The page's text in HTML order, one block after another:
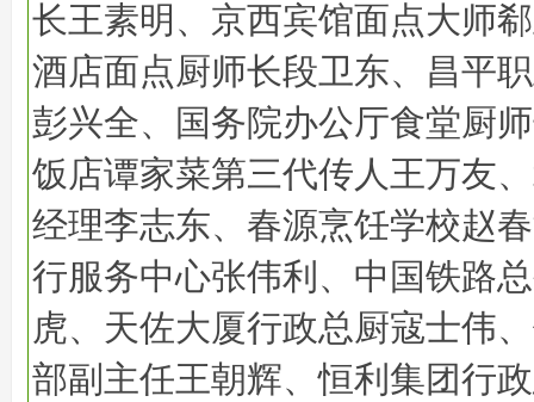
长王素明、京西宾馆面点大师
酒店面点厨师长段卫东、昌平
彭兴全、国务院办公厅食堂厨
饭店谭家菜第三代传人王万友
经理李志东、春源烹饪学校赵
行服务中心张伟利、中国铁路
虎、天佐大厦行政总厨寇士伟
部副主任王朝辉、恒利集团行